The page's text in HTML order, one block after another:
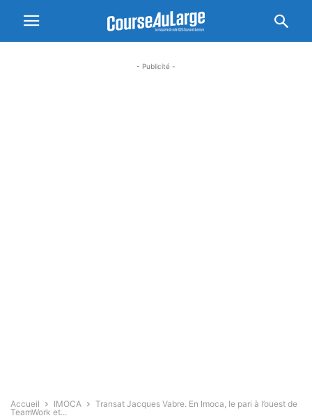
- Publicité -
Accueil IMOCA
Transat Jacques Vabre. En Imoca, le pari à l’ouest de
TeamWork et...